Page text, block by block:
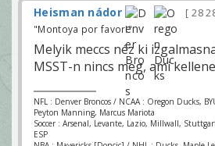
Heisman nádor 28
"Montoya por favor!"
Melyik meccs néz ki
MSST-n nincs meg, ami kellene
NFL : Denver Broncos / NCAA : Oregon Ducks,
Peyton Manning, Marcus Mariota
Soccer : Arsenal, Levante, Lazio, Millwall,
ESP